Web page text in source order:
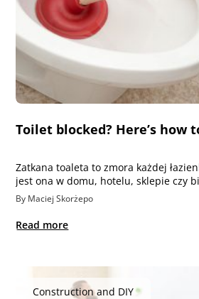
Toilet blocked? Here’s how
Zatkana toaleta to zmora każdej
jest ona w domu, hotelu, sklepie czy
By Maciej Skorżepo
Read more
Construction and DIY